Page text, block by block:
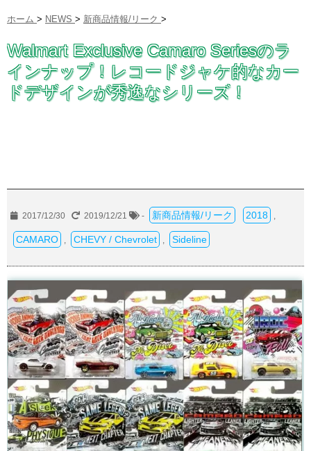
ホーム > NEWS > 新商品情報/リーク >
Walmart Exclusive Camaro Seriesのラ
インナップ！レコードジャケ的なカー
ドデザインが秀逸なシリーズ！
2017/12/30 2019/12/21 - 新商品情報/リーク 2018
CAMARO CHEVY / Chevrolet Sideline